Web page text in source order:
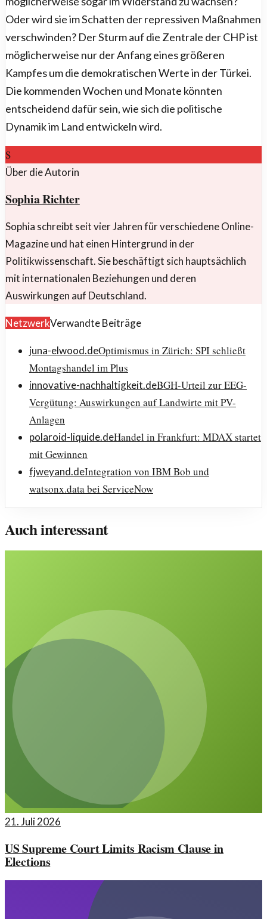
Oder wird sie im Schatten der repressiven Maßnahmen
verschwinden? Der Sturm auf die Zentrale der CHP ist
möglicherweise nur der Anfang eines größeren
Kampfes um die demokratischen Werte in der Türkei.
Die kommenden Wochen und Monate könnten
entscheidend dafür sein, wie sich die politische
Dynamik im Land entwickeln wird.
S
Über die Autorin
Sophia Richter
Sophia schreibt seit vier Jahren für verschiedene Online-
Magazine und hat einen Hintergrund in der
Politikwissenschaft. Sie beschäftigt sich hauptsächlich
mit internationalen Beziehungen und deren
Auswirkungen auf Deutschland.
NetzwerkVerwandte Beiträge
juna-elwood.deOptimismus in Zürich: SPI schließt
Montagshandel im Plus
innovative-nachhaltigkeit.deBGH-Urteil zur EEG-
Vergütung: Auswirkungen auf Landwirte mit PV-
Anlagen
polaroid-liquide.deHandel in Frankfurt: MDAX startet
mit Gewinnen
fjweyand.deIntegration von IBM Bob und
watsonx.data bei ServiceNow
Auch interessant
21. Juli 2026
US Supreme Court Limits Racism Clause in
Elections